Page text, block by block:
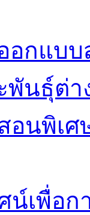
อกแบ
พันธุ์ต่า
อนพิเ
น์เพื่อ